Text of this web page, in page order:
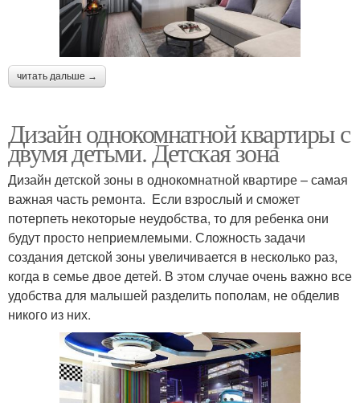
читать дальше →
Дизайн однокомнатной квартиры с
двумя детьми. Детская зона
Дизайн детской зоны в однокомнатной квартире – самая
важная часть ремонта. Если взрослый и сможет
потерпеть некоторые неудобства, то для ребенка они
будут просто неприемлемыми. Сложность задачи
создания детской зоны увеличивается в несколько раз,
когда в семье двое детей. В этом случае очень важно все
удобства для малышей разделить пополам, не обделив
никого из них.